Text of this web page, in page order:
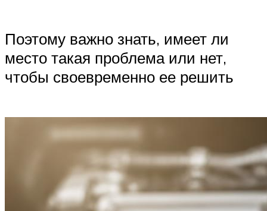
Поэтому важно знать, имеет ли
место такая проблема или нет,
чтобы своевременно ее решить